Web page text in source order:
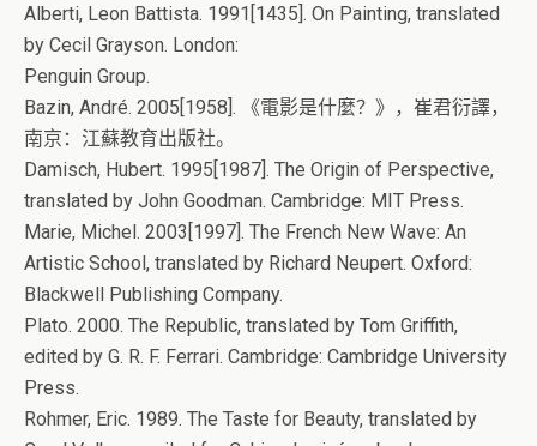
Alberti, Leon Battista. 1991[1435]. On Painting, translated
by Cecil Grayson. London:
Penguin Group.
Bazin, André. 2005[1958]. 《電影是什麼？》，崔君衍譯，
南京：江蘇教育出版社。
Damisch, Hubert. 1995[1987]. The Origin of Perspective,
translated by John Goodman. Cambridge: MIT Press.
Marie, Michel. 2003[1997]. The French New Wave: An
Artistic School, translated by Richard Neupert. Oxford:
Blackwell Publishing Company.
Plato. 2000. The Republic, translated by Tom Griffith,
edited by G. R. F. Ferrari. Cambridge: Cambridge University
Press.
Rohmer, Eric. 1989. The Taste for Beauty, translated by